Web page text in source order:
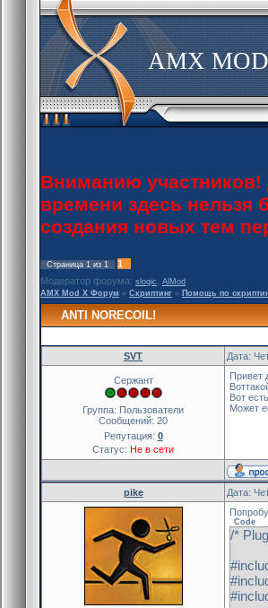
AMX
Вниманию
времени здесь нельзя
создания новых тем
Страница 1 из 1
1
Модератор форума: slogic
AlMod
AMX Mod X Форум » Скриптинг » Помощь по
ANTI NORECOIL!
SVT Дата:
Сержант
Группа: Пользователи
Сообщений: 20
Репутация: 0
Статус: Не в сети
Привет
Вот
Может
pike Дата:
Code
/*